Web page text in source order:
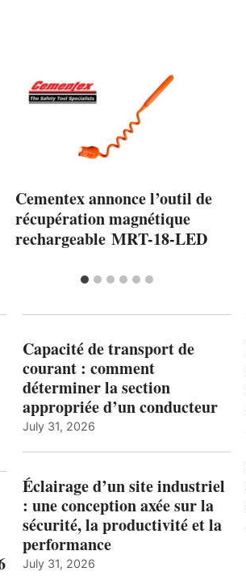
Cementex annonce l’outil de
récupération magnétique
rechargeable MRT-18-LED
Capacité de transport de
courant : comment
déterminer la section
appropriée d’un conducteur
July 31, 2026
Éclairage d’un site industriel
: une conception axée sur la
sécurité, la productivité et la
performance
July 31, 2026